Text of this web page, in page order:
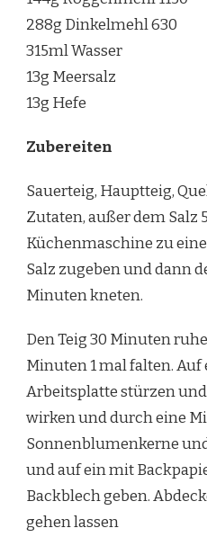
288g Dinkelmehl 630
315ml Wasser
13g Meersalz
13g Hefe
Zubereiten
Sauerteig, Hauptteig,
Zutaten, außer dem Salz
Küchenmaschine zu
Salz zugeben und dann
Minuten kneten.
Den Teig 30 Minuten
Minuten 1 mal falten.
Arbeitsplatte stürzen
wirken und durch eine
Sonnenblumenkerne
und auf ein mit
Backblech geben.
gehen lassen